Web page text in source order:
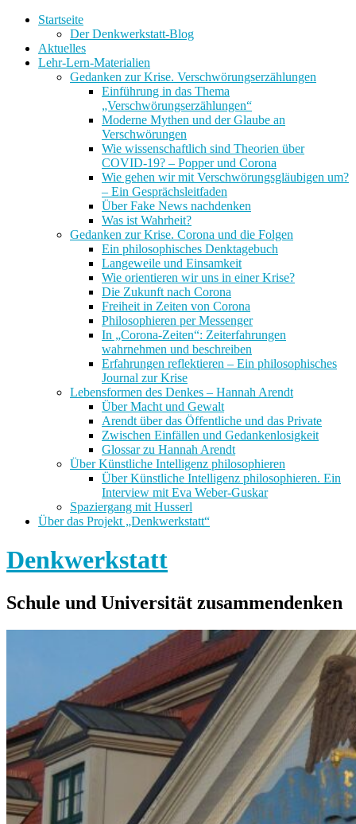
Startseite
Der Denkwerkstatt-Blog
Aktuelles
Lehr-Lern-Materialien
Gedanken zur Krise. Verschwörungserzählungen
Einführung in das Thema
„Verschwörungserzählungen“
Moderne Mythen und der Glaube an
Verschwörungen
Wie wissenschaftlich sind Theorien über
COVID-19? – Popper und Corona
Wie gehen wir mit Verschwörungsgläubigen um?
– Ein Gesprächsleitfaden
Über Fake News nachdenken
Was ist Wahrheit?
Gedanken zur Krise. Corona und die Folgen
Ein philosophisches Denktagebuch
Langeweile und Einsamkeit
Wie orientieren wir uns in einer Krise?
Die Zukunft nach Corona
Freiheit in Zeiten von Corona
Philosophieren per Messenger
In „Corona-Zeiten“: Zeiterfahrungen
wahrnehmen und beschreiben
Erfahrungen reflektieren – Ein philosophisches
Journal zur Krise
Lebensformen des Denkes – Hannah Arendt
Über Macht und Gewalt
Arendt über das Öffentliche und das Private
Zwischen Einfällen und Gedankenlosigkeit
Glossar zu Hannah Arendt
Über Künstliche Intelligenz philosophieren
Über Künstliche Intelligenz philosophieren. Ein
Interview mit Eva Weber-Guskar
Spaziergang mit Husserl
Über das Projekt „Denkwerkstatt“
Denkwerkstatt
Schule und Universität zusammendenken